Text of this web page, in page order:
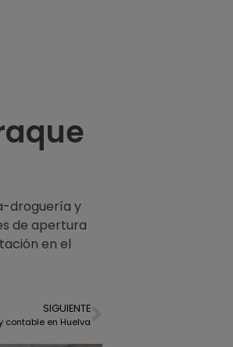
droguería y
de apertura
en el
SIGUIENTE
contable en Huelva